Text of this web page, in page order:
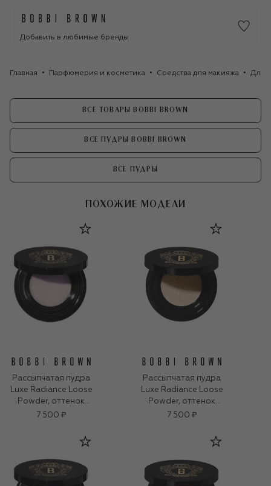
Добавить в любимые бренды
Главная Парфюмерия и косметика Средства для макияжа Для
ВСЕ ТОВАРЫ BOBBI BROWN
ВСЕ ПУДРЫ BOBBI BROWN
ВСЕ ПУДРЫ
ПОХОЖИЕ МОДЕЛИ
Рассыпчатая пудра
Luxe Radiance Loose
Powder, оттенок
Blooming Glow (10g)
7 500 ₽
Рассыпчатая пудра
Luxe Radiance Loose
Powder, оттенок
Nude Glow (10g)
7 500 ₽